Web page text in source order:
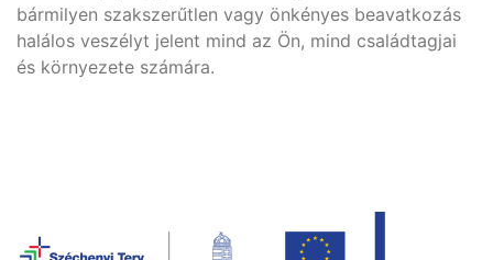
bármilyen szakszerűtlen vagy önkényes beavatkozás
halálos veszélyt jelent mind az Ön, mind családtagjai
és környezete számára.